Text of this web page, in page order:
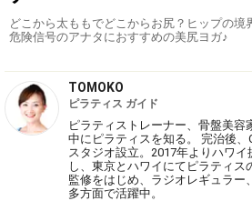
どこから太ももでどこからお尻？ヒップの境
危険信号のアナタにおすすめの美尻ヨガ♪
TOMOKO
ピラティス ガイド
ピラティストレーナー、骨盤美容
中にピラティスを知る。 完治後
スタジオ設立。2017年よりハワ
し、東京とハワイにてピラティ
監修をはじめ、ラジオレギュラー
多方面で活躍中。